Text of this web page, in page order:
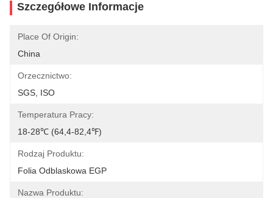
Szczegółowe Informacje
Place Of Origin:
China
Orzecznictwo:
SGS, ISO
Temperatura Pracy:
18-28℃ (64,4-82,4℉)
Rodzaj Produktu:
Folia Odblaskowa EGP
Nazwa Produktu: